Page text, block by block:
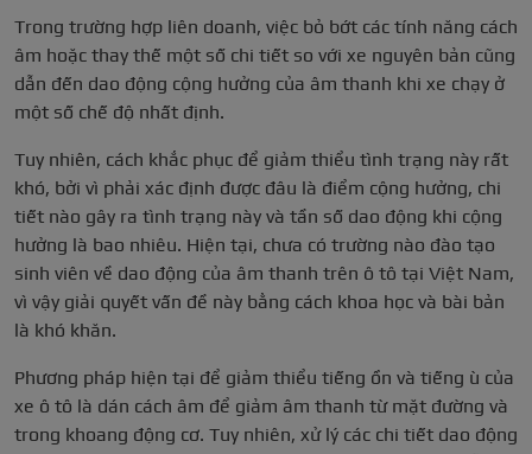
Trong trường hợp liên doanh, việc bỏ bớt các tính năng cách
âm hoặc thay thế một số chi tiết so với xe nguyên bản cũng
dẫn đến dao động cộng hưởng của âm thanh khi xe chạy ở
một số chế độ nhất định.
Tuy nhiên, cách khắc phục để giảm thiểu tình trạng này rất
khó, bởi vì phải xác định được đâu là điểm cộng hưởng, chi
tiết nào gây ra tình trạng này và tần số dao động khi cộng
hưởng là bao nhiêu. Hiện tại, chưa có trường nào đào tạo
sinh viên về dao động của âm thanh trên ô tô tại Việt Nam,
vì vậy giải quyết vấn đề này bằng cách khoa học và bài bản
là khó khăn.
Phương pháp hiện tại để giảm thiểu tiếng ồn và tiếng ù của
xe ô tô là dán cách âm để giảm âm thanh từ mặt đường và
trong khoang động cơ. Tuy nhiên, xử lý các chi tiết dao động